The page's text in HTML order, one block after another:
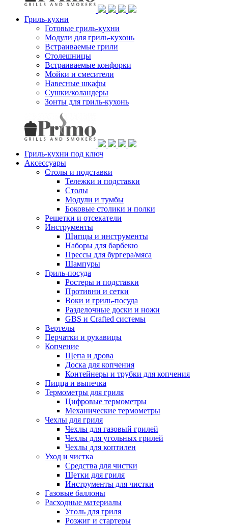
Гриль-кухни
Готовые гриль-кухни
Модули для гриль-кухонь
Встраиваемые грили
Столешницы
Встраиваемые конфорки
Мойки и смесители
Навесные шкафы
Сушки/коландеры
Зонты для гриль-кухонь
Гриль-кухни под ключ
Аксессуары
Столы и подставки
Тележки и подставки
Столы
Модули и тумбы
Боковые столики и полки
Решетки и отсекатели
Инструменты
Щипцы и инструменты
Наборы для барбекю
Прессы для бургера/мяса
Шампуры
Гриль-посуда
Ростеры и подставки
Противни и сетки
Воки и гриль-посуда
Разделочные доски и ножи
GBS и Crafted системы
Вертелы
Перчатки и рукавицы
Копчение
Щепа и дрова
Доска для копчения
Контейнеры и трубки для копчения
Пицца и выпечка
Термометры для гриля
Цифровые термометры
Механические термометры
Чехлы для гриля
Чехлы для газовый грилей
Чехлы для угольных грилей
Чехлы для коптилен
Уход и чистка
Средства для чистки
Щетки для гриля
Инструменты для чистки
Газовые баллоны
Расходные материалы
Уголь для гриля
Розжиг и стартеры